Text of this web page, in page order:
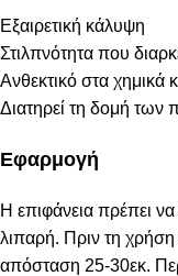
Εξαιρετική κάλυψη
Στιλπνότητα που
Ανθεκτικό στα χημικά
Διατηρεί τη δομή των
Εφαρμογή
Η επιφάνεια πρέπει
λιπαρή. Πριν τη
απόσταση 25-30εκ.